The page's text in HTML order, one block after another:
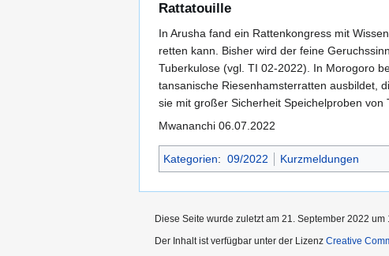
Rattatouille
In Arusha fand ein Rattenkongress mit
retten kann. Bisher wird der feine
Tuberkulose (vgl. TI 02-2022). In Morogoro
tansanische Riesenhamsterratten ausbildet,
sie mit großer Sicherheit Speichelproben von
Mwananchi 06.07.2022
Kategorien: 09/2022 Kurzmeldungen
Diese Seite wurde zuletzt am 21. September 2022
Der Inhalt ist verfügbar unter der Lizenz Creative